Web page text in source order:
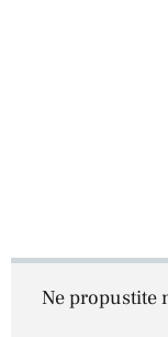
Ne propustite